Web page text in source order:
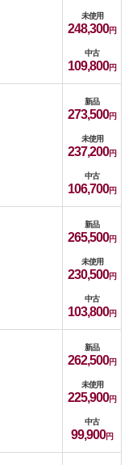
未使用
248,300
中古
109,800
新品
273,500
未使用
237,200
中古
106,700
新品
265,500
未使用
230,500
中古
103,800
新品
262,500
未使用
225,900
中古
99,900